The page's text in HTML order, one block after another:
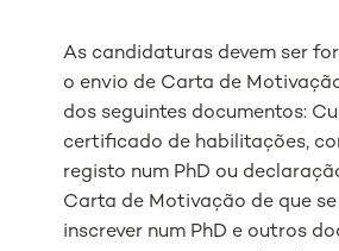
As candidaturas devem ser
o envio de Carta de
dos seguintes documentos:
certificado de habilitações,
registo num PhD ou
Carta de Motivação de que
inscrever num PhD e outros